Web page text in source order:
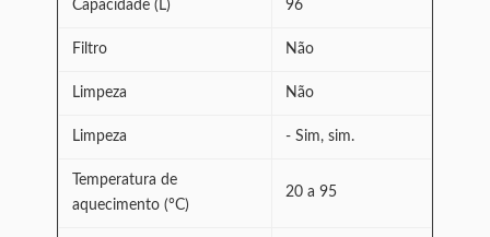
Capacidade (L) 96
Filtro Não
Limpeza Não
Limpeza - Sim, sim.
Temperatura de
aquecimento (°C)
20 a 95